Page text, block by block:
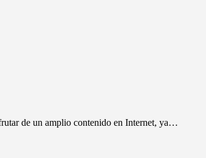
de un amplio contenido en Internet, ya…